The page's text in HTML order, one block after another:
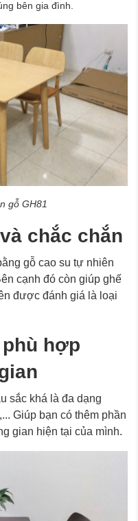
bên gia đình.
gỗ GH81
chắc chắn
gỗ cao su tự nhiên
cạnh đó còn giúp ghế
được đánh giá là loại
hợp
sắc khá là đa dạng
Giúp bạn có thêm phần
gian hiện tại của mình.